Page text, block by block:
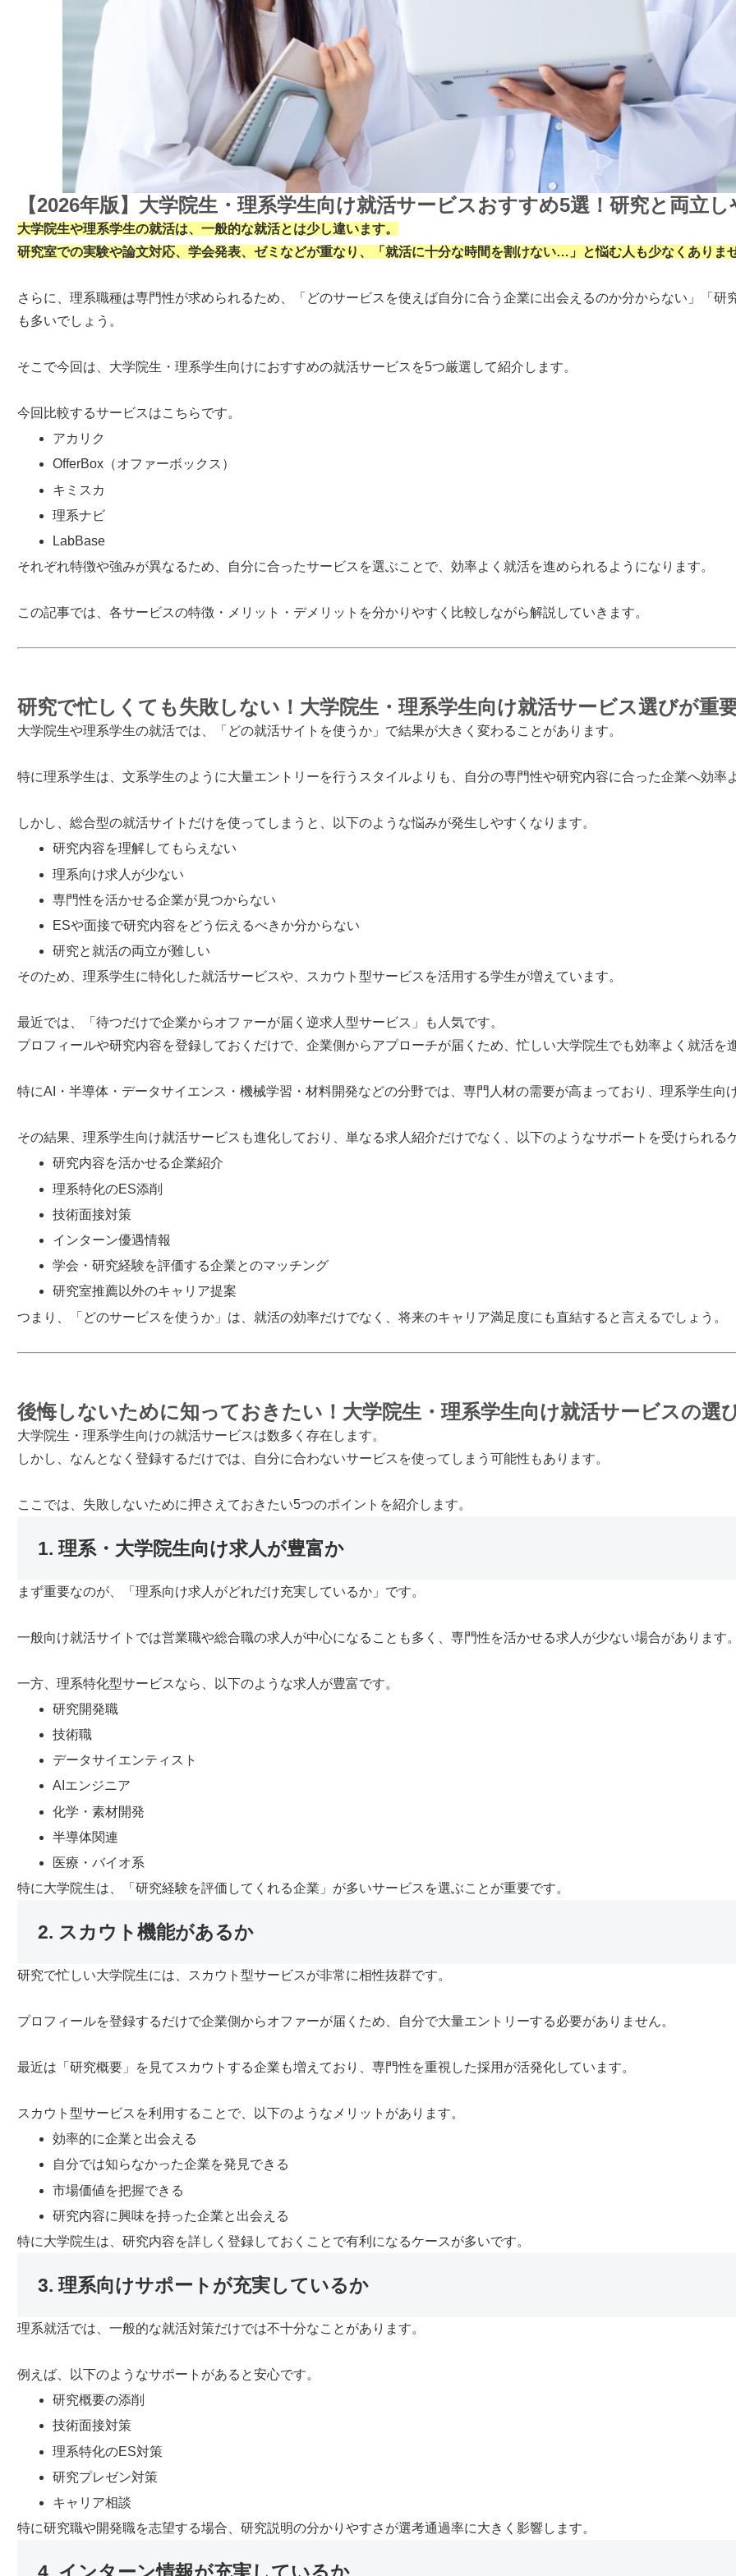
【2026年版】大学院生・理系学生向け就活サービスおすすめ5選！研究と両立
大学院生や理系学生の就活は、一般的な就活とは少し違います。
研究室での実験や論文対応、学会発表、ゼミなどが重なり、「就活に十分な時間を割けない…」と悩む人も少なくありま
さらに、理系職種は専門性が求められるため、「どのサービスを使えば自分に合う企業に出会えるのか分からない」「
も多いでしょう。
そこで今回は、大学院生・理系学生向けにおすすめの就活サービスを5つ厳選して紹介します。
今回比較するサービスはこちらです。
アカリク
OfferBox（オファーボックス）
キミスカ
理系ナビ
LabBase
それぞれ特徴や強みが異なるため、自分に合ったサービスを選ぶことで、効率よく就活を進められるようになります。
この記事では、各サービスの特徴・メリット・デメリットを分かりやすく比較しながら解説していきます。
研究で忙しくても失敗しない！大学院生・理系学生向け就活サービス選びが重
大学院生や理系学生の就活では、「どの就活サイトを使うか」で結果が大きく変わることがあります。
特に理系学生は、文系学生のように大量エントリーを行うスタイルよりも、自分の専門性や研究内容に合った企業へ効率
しかし、総合型の就活サイトだけを使ってしまうと、以下のような悩みが発生しやすくなります。
研究内容を理解してもらえない
理系向け求人が少ない
専門性を活かせる企業が見つからない
ESや面接で研究内容をどう伝えるべきか分からない
研究と就活の両立が難しい
そのため、理系学生に特化した就活サービスや、スカウト型サービスを活用する学生が増えています。
最近では、「待つだけで企業からオファーが届く逆求人型サービス」も人気です。
プロフィールや研究内容を登録しておくだけで、企業側からアプローチが届くため、忙しい大学院生でも効率よく就活を
特にAI・半導体・データサイエンス・機械学習・材料開発などの分野では、専門人材の需要が高まっており、理系学生向
その結果、理系学生向け就活サービスも進化しており、単なる求人紹介だけでなく、以下のようなサポートを受けられる
研究内容を活かせる企業紹介
理系特化のES添削
技術面接対策
インターン優遇情報
学会・研究経験を評価する企業とのマッチング
研究室推薦以外のキャリア提案
つまり、「どのサービスを使うか」は、就活の効率だけでなく、将来のキャリア満足度にも直結すると言えるでしょう。
後悔しないために知っておきたい！大学院生・理系学生向け就活サービスの選
大学院生・理系学生向けの就活サービスは数多く存在します。
しかし、なんとなく登録するだけでは、自分に合わないサービスを使ってしまう可能性もあります。
ここでは、失敗しないために押さえておきたい5つのポイントを紹介します。
1. 理系・大学院生向け求人が豊富か
まず重要なのが、「理系向け求人がどれだけ充実しているか」です。
一般向け就活サイトでは営業職や総合職の求人が中心になることも多く、専門性を活かせる求人が少ない場合があります
一方、理系特化型サービスなら、以下のような求人が豊富です。
研究開発職
技術職
データサイエンティスト
AIエンジニア
化学・素材開発
半導体関連
医療・バイオ系
特に大学院生は、「研究経験を評価してくれる企業」が多いサービスを選ぶことが重要です。
2. スカウト機能があるか
研究で忙しい大学院生には、スカウト型サービスが非常に相性抜群です。
プロフィールを登録するだけで企業側からオファーが届くため、自分で大量エントリーする必要がありません。
最近は「研究概要」を見てスカウトする企業も増えており、専門性を重視した採用が活発化しています。
スカウト型サービスを利用することで、以下のようなメリットがあります。
効率的に企業と出会える
自分では知らなかった企業を発見できる
市場価値を把握できる
研究内容に興味を持った企業と出会える
特に大学院生は、研究内容を詳しく登録しておくことで有利になるケースが多いです。
3. 理系向けサポートが充実しているか
理系就活では、一般的な就活対策だけでは不十分なことがあります。
例えば、以下のようなサポートがあると安心です。
研究概要の添削
技術面接対策
理系特化のES対策
研究プレゼン対策
キャリア相談
特に研究職や開発職を志望する場合、研究説明の分かりやすさが選考通過率に大きく影響します。